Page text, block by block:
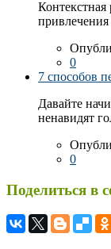
0
7 способов
Давайте
ненавидят
0
Поделиться в